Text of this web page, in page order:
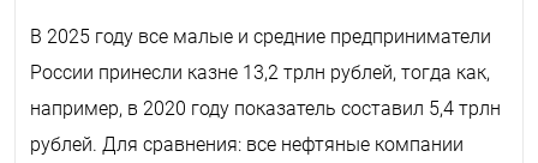
В 2025 году все малые и средние предприниматели
России принесли казне 13,2 трлн рублей, тогда как,
например, в 2020 году показатель составил 5,4 трлн
рублей. Для сравнения: все нефтяные компании